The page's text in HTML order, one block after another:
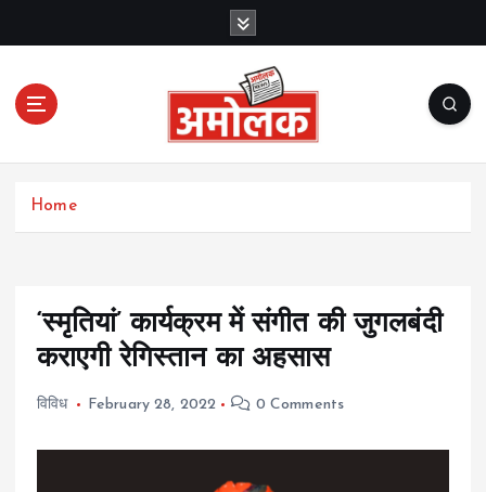
c
Amolak News
Home
‘स्मृतियां’ कार्यक्रम में संगीत की जुगलबंदी
कराएगी रेगिस्तान का अहसास
विविध February 28, 2022 0 Comments